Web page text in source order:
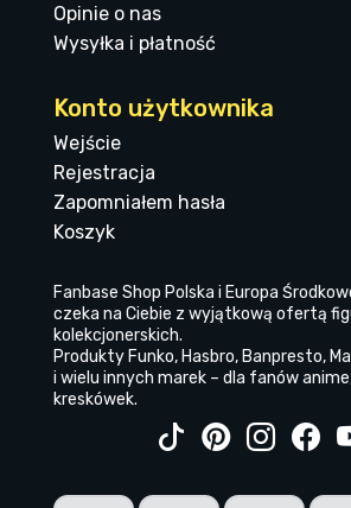
Opinie o nas
Wysyłka i płatność
Konto użytkownika
Wejście
Rejestracja
Zapomniałem hasła
Koszyk
Fanbase Shop Polska i Europa
czeka na Ciebie z wyjątkową ofertą
kolekcjonerskich.
Produkty Funko, Hasbro, Banpresto,
i wielu innych marek – dla fanów
kreskówek.